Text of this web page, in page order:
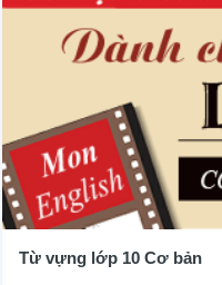
Từ vựng lớp 10 Cơ bản